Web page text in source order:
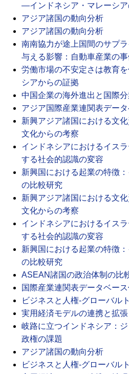
―インドネシア・マレーシ
アジア諸国の動向分析
アジア諸国の動向分析
南南協力が途上国間のサプ
与える影響：自動車産業の事
労働市場の不安定さは教育
シアからの証拠
中国企業の海外進出と国際
アジア国際産業連関表デー
新興アジア諸国における文
文化からの考察
インドネシアにおけるイス
する社会的認識の変容
新興国における起業の特徴
の比較研究
新興アジア諸国における文
文化からの考察
インドネシアにおけるイス
する社会的認識の変容
新興国における起業の特徴
の比較研究
ASEAN諸国の政治体制の比
国際産業連関表データベー
ビジネスと人権-グローバル
実用経済モデルの連携と拡張
岐路に立つインドネシア：
政権の課題
アジア諸国の動向分析
ビジネスと人権-グローバル